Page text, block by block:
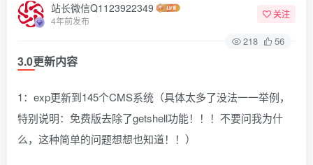
站长微信Q1123922349
4年前发布
关注
218 56
3.0更新内容
1：exp更新到145个CMS系统（具体太多了没法一一举例，
特别说明：免费版去除了getshell功能！！！不要问我为什
么，这种简单的问题想想也知道！！）